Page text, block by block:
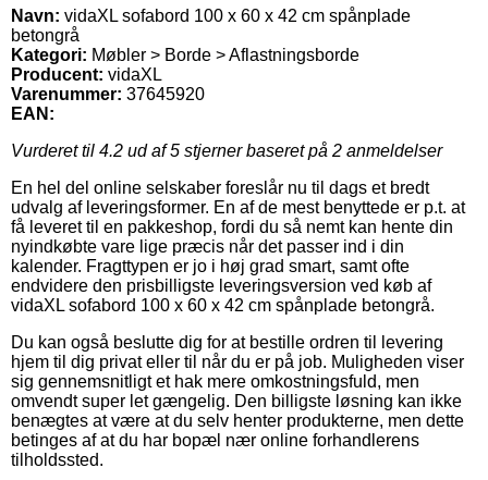
Navn: vidaXL sofabord 100 x 60 x 42 cm spånplade
betongrå
Kategori: Møbler > Borde > Aflastningsborde
Producent: vidaXL
Varenummer: 37645920
EAN:
Vurderet til 4.2 ud af 5 stjerner baseret på 2 anmeldelser
En hel del online selskaber foreslår nu til dags et bredt
udvalg af leveringsformer. En af de mest benyttede er p.t. at
få leveret til en pakkeshop, fordi du så nemt kan hente din
nyindkøbte vare lige præcis når det passer ind i din
kalender. Fragttypen er jo i høj grad smart, samt ofte
endvidere den prisbilligste leveringsversion ved køb af
vidaXL sofabord 100 x 60 x 42 cm spånplade betongrå.
Du kan også beslutte dig for at bestille ordren til levering
hjem til dig privat eller til når du er på job. Muligheden viser
sig gennemsnitligt et hak mere omkostningsfuld, men
omvendt super let gængelig. Den billigste løsning kan ikke
benægtes at være at du selv henter produkterne, men dette
betinges af at du har bopæl nær online forhandlerens
tilholdssted.